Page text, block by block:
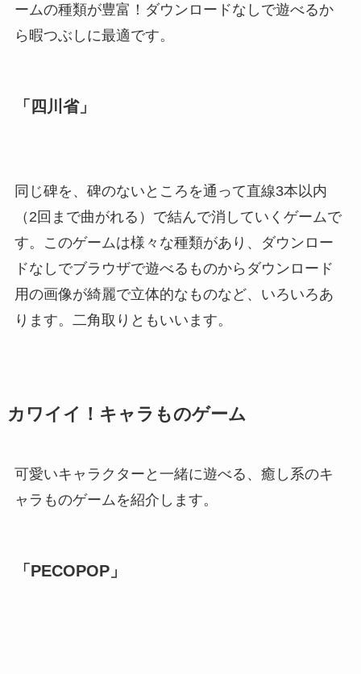
ームの種類が豊富！ダウンロードなしで遊べるか
ら暇つぶしに最適です。
「四川省」
同じ碑を、碑のないところを通って直線3本以内
（2回まで曲がれる）で結んで消していくゲームで
す。このゲームは様々な種類があり、ダウンロー
ドなしでブラウザで遊べるものからダウンロード
用の画像が綺麗で立体的なものなど、いろいろあ
ります。二角取りともいいます。
カワイイ！キャラものゲーム
可愛いキャラクターと一緒に遊べる、癒し系のキ
ャラものゲームを紹介します。
「PECOPOP」